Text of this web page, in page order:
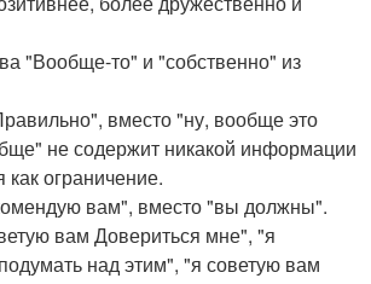
"Вообще-то" и "собственно" из
вместо "ну, вообще это
не содержит никакой информации
ограничение.
вам", вместо "вы должны".
вам Довериться мне", "я
над этим", "я советую вам